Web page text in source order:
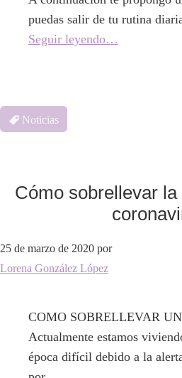
puedas salir de tu rutina
Seguir leyendo…
Noticias
Cómo sobrellevar
25 de marzo de 2020 por
Lorena González López
COMO SOBRELLEVAR
Actualmente estamos
época difícil debido a la